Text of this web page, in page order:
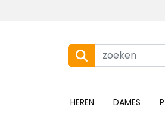
HEREN DAMES